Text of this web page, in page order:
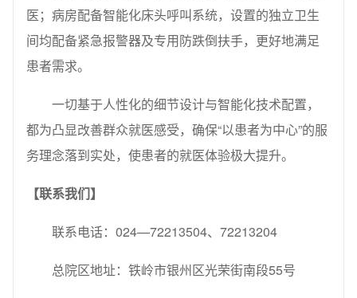
医；病房配备智能化床头呼叫系统，设置的独立卫生
间均配备紧急报警器及专用防跌倒扶手，更好地满足
患者需求。
一切基于人性化的细节设计与智能化技术配置，
都为凸显改善群众就医感受，确保“以患者为中心”的服
务理念落到实处，使患者的就医体验极大提升。
【联系我们】
联系电话：024—72213504、72213204
总院区地址：铁岭市银州区光荣街南段55号